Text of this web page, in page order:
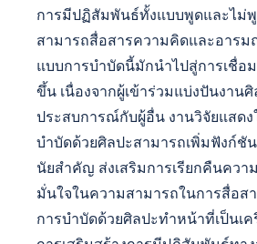
การมีปฏิสัมพันธ์ทั้งแบบพูดและไม่พู
สามารถสื่อสารความคิดและอารม
แบบการบำบัดนี้มักนำไปสู่การเชื่อ
ขึ้น เนื่องจากผู้เข้าร่วมแบ่งปันงาน
ประสบการณ์กับผู้อื่น งานวิจัยแสดง
บำบัดด้วยศิลปะสามารถเพิ่มฟังก์ชั
นัยสำคัญ ส่งเสริมการเรียกคืนควา
มั่นใจในความสามารถในการสื่อส
การบำบัดด้วยศิลปะทำหน้าที่เป็นเ